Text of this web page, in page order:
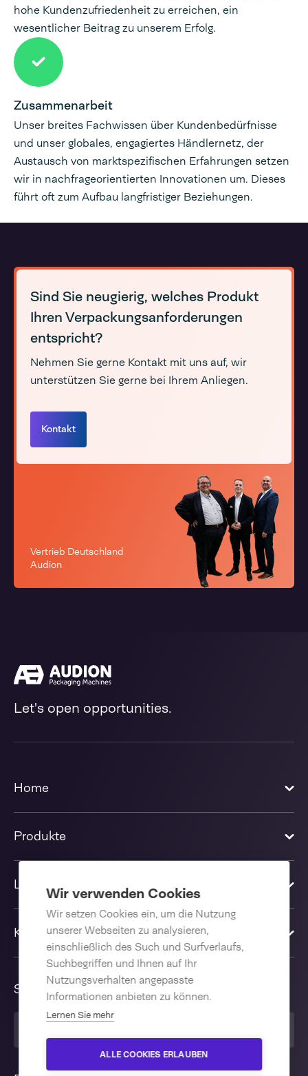
Wir verwenden Cookies
Wir setzen Cookies ein, um die Nutzung
unserer Webseiten zu analysieren,
einschließlich des Such und Surfverlaufs,
Suchbegriffen und Ihnen auf Ihr
Nutzungsverhalten angepasste
Informationen anbieten zu können.
Lernen Sie mehr
ALLE COOKIES ERLAUBEN
hohe Kundenzufriedenheit zu erreichen, ein
wesentlicher Beitrag zu unserem Erfolg.
Zusammenarbeit
Unser breites Fachwissen über Kundenbedürfnisse
und unser globales, engagiertes Händlernetz, der
Austausch von marktspezifischen Erfahrungen setzen
wir in nachfrageorientierten Innovationen um. Dieses
führt oft zum Aufbau langfristiger Beziehungen.
Sind Sie neugierig, welches Produkt
Ihren Verpackungsanforderungen
entspricht?
Nehmen Sie gerne Kontakt mit uns auf, wir
unterstützen Sie gerne bei Ihrem Anliegen.
Kontakt
Vertrieb Deutschland
Audion
Let's open opportunities.
Home
Produkte
Lösungen
Kontakt
Sprache